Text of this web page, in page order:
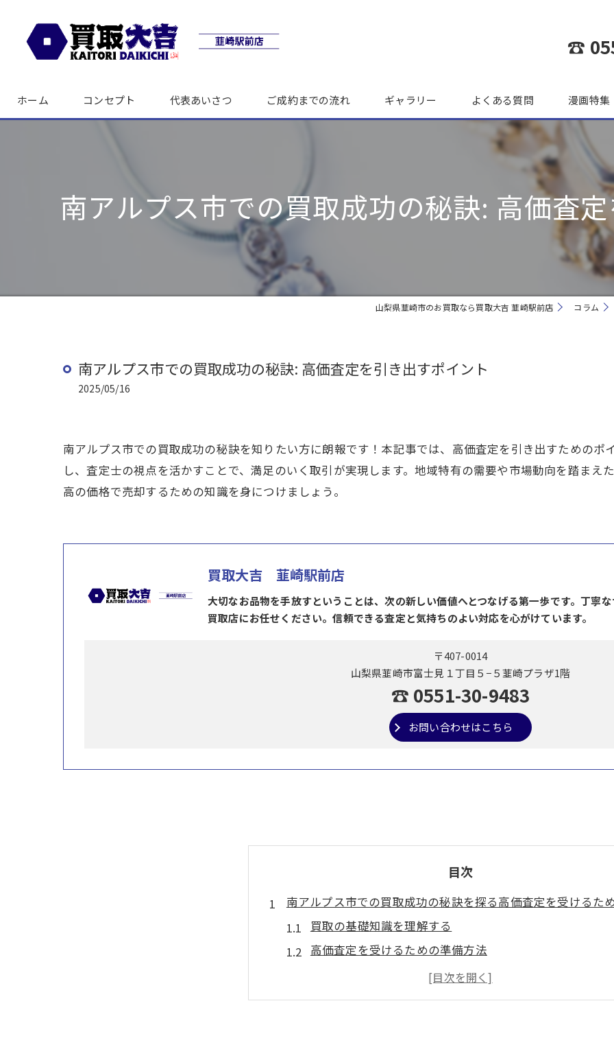
☎
ホーム コンセプト 代表あいさつ ご成約までの流れ ギャラリー よくある質問 漫画特集
南アルプス市での買取成功の秘訣: 高価査
山梨県韮崎市のお買取なら買取大吉 韮崎駅前店 コラム
南アルプス市での買取成功の秘訣: 高価査定を引き出すポイント
2025/05/16
南アルプス市での買取成功の秘訣を知りたい方に朗報です！本記事では、高価査定を引き出すためのポ
し、査定士の視点を活かすことで、満足のいく取引が実現します。地域特有の需要や市場動向を踏まえ
高の価格で売却するための知識を身につけましょう。
買取大吉 韮崎駅前店
大切なお品物を手放すということは、次の新しい価値へとつなげる第一歩です。丁寧
買取店にお任せください。信頼できる査定と気持ちのよい対応を心がけています。
〒407-0014
山梨県韮崎市富士見１丁目５−５韮崎プラザ1階
☎ 0551-30-9483
お問い合わせはこちら
目次
南アルプス市での買取成功の秘訣を探る高価査定を受けるた
買取の基礎知識を理解する
高価査定を受けるための準備方法
南アルプス市における査定の流れ
買取業者の選び方と注意点